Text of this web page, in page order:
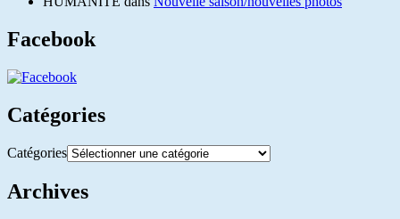
Facebook
Catégories
Catégories
Archives